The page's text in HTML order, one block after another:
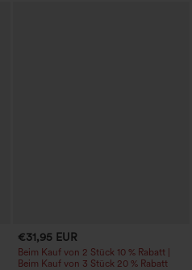
€31,95 EUR
Beim Kauf von 2 Stück 10 % Rabatt |
Beim Kauf von 3 Stück 20 % Rabatt